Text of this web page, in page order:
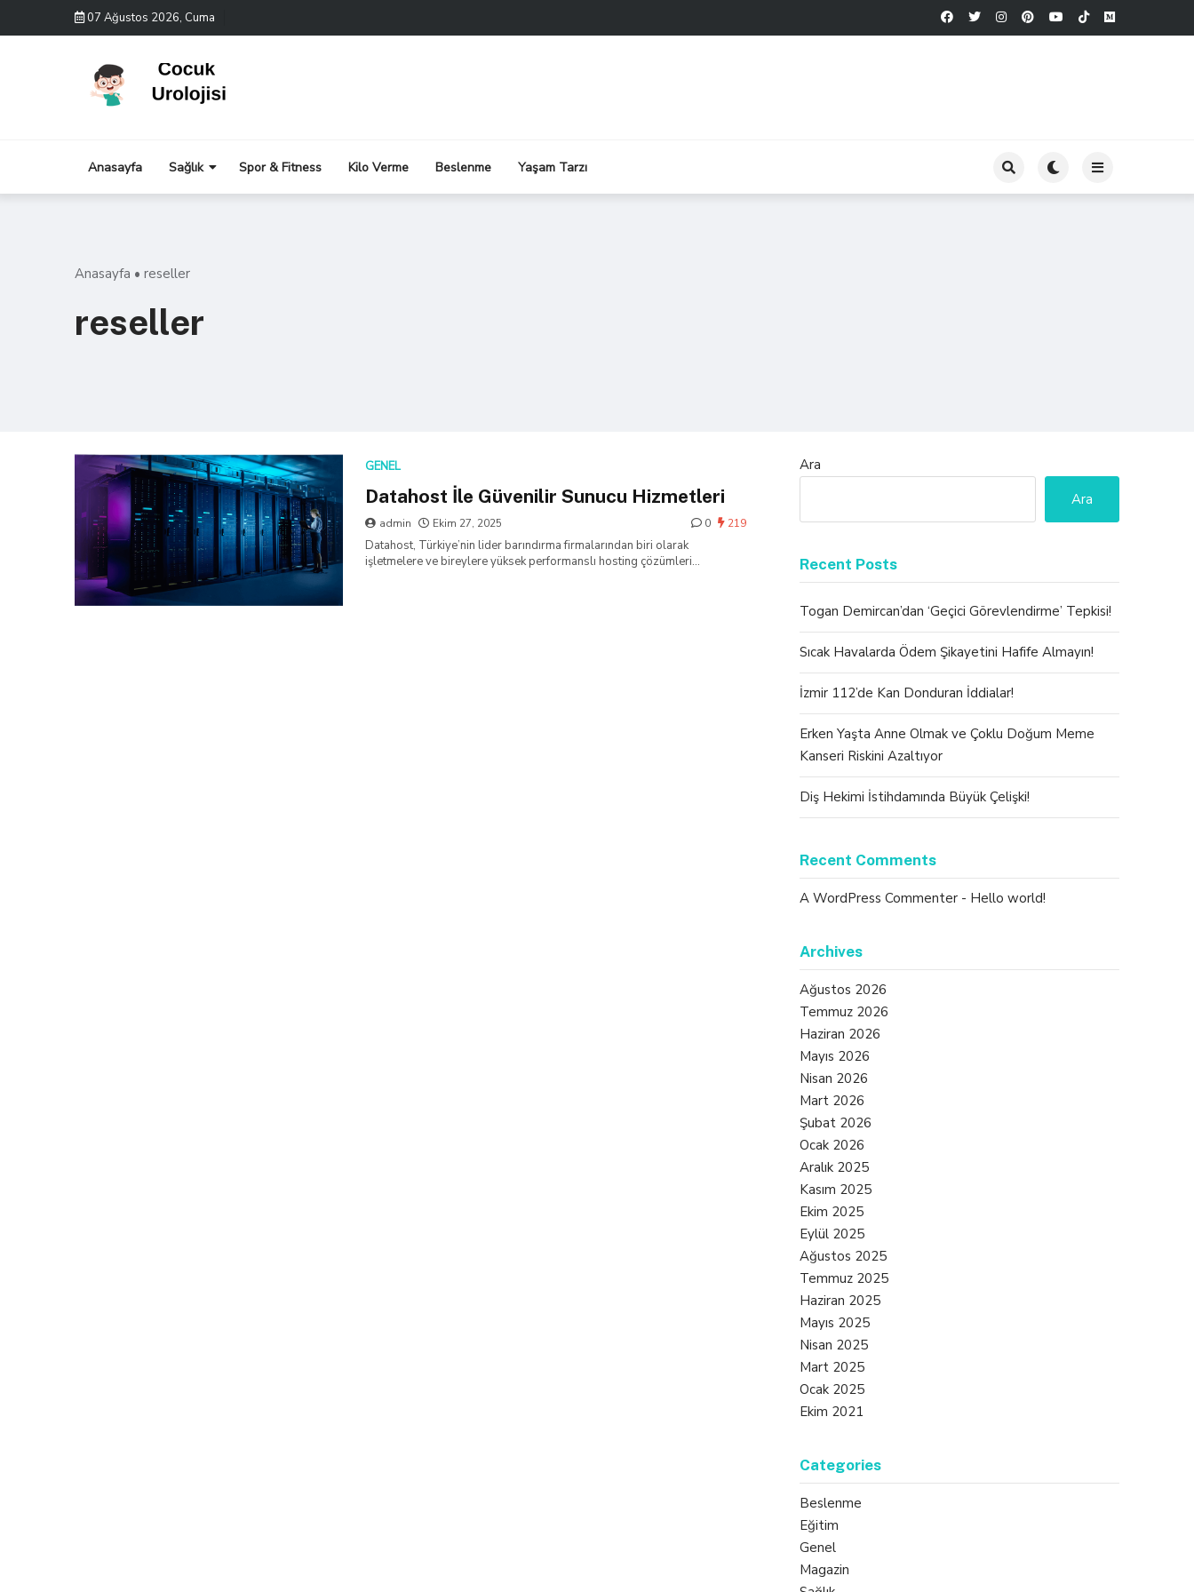
07 Ağustos 2026, Cuma
Anasayfa Sağlık Spor & Fitness Kilo Verme Beslenme Yaşam Tarzı
Anasayfa • reseller
reseller
GENEL
Datahost İle Güvenilir Sunucu Hizmetleri
admin Ekim 27, 2025 0 219
Datahost, Türkiye’nin lider barındırma firmalarından biri olarak
işletmelere ve bireylere yüksek performanslı hosting çözümleri
Ara
Ara
Recent Posts
Togan Demircan’dan ‘Geçici Görevlendirme’ Tepkisi!
Sıcak Havalarda Ödem Şikayetini Hafife Almayın!
İzmir 112’de Kan Donduran İddialar!
Erken Yaşta Anne Olmak ve Çoklu Doğum Meme
Kanseri Riskini Azaltıyor
Diş Hekimi İstihdamında Büyük Çelişki!
Recent Comments
A WordPress Commenter - Hello world!
Archives
Ağustos 2026
Temmuz 2026
Haziran 2026
Mayıs 2026
Nisan 2026
Mart 2026
Şubat 2026
Ocak 2026
Aralık 2025
Kasım 2025
Ekim 2025
Eylül 2025
Ağustos 2025
Temmuz 2025
Haziran 2025
Mayıs 2025
Nisan 2025
Mart 2025
Ocak 2025
Ekim 2021
Categories
Beslenme
Eğitim
Genel
Magazin